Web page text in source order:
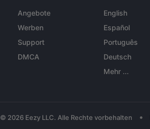
Angebote
Werben
Support
DMCA
English
Español
Português
Deutsch
Mehr ...
© 2026 Eezy LLC. Alle Rechte vorbehalten •